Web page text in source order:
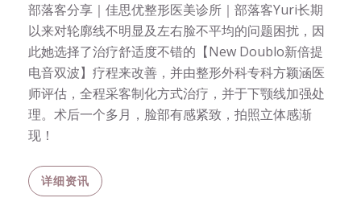
部落客分享｜佳思优整形医美诊所｜部落客Yuri长期
以来对轮廓线不明显及左右脸不平均的问题困扰，因
此她选择了治疗舒适度不错的【New Doublo新倍提
电音双波】疗程来改善，并由整形外科专科方颖涵医
师评估，全程采客制化方式治疗，并于下颚线加强处
理。术后一个多月，脸部有感紧致，拍照立体感渐
现！
详细资讯